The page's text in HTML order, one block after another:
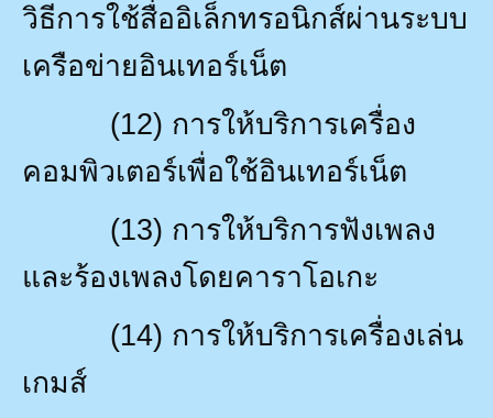
วิธีการใช้สื่ออิเล็กทรอนิกส์ผ่านระบบ
เครือข่ายอินเทอร์เน็ต
(12) การให้บริการเครื่อง
คอมพิวเตอร์เพื่อใช้อินเทอร์เน็ต
(13) การให้บริการฟังเพลง
และร้องเพลงโดยคาราโอเกะ
(14) การให้บริการเครื่องเล่น
เกมส์